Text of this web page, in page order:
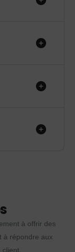
à offrir des
à répondre aux
client.